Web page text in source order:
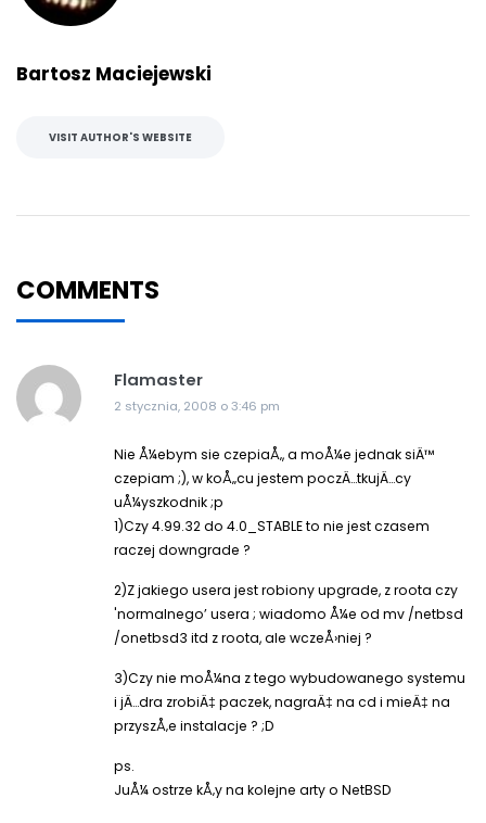
Bartosz Maciejewski
VISIT AUTHOR'S WEBSITE
COMMENTS
Flamaster
2 stycznia, 2008 o 3:46 pm
Nie Å¼ebym sie czepiaÅ‚, a moÅ¼e jednak siÄ™
czepiam ;), w koÅ„cu jestem poczÄ…tkujÄ…cy
uÅ¼yszkodnik ;p
1)Czy 4.99.32 do 4.0_STABLE to nie jest czasem
raczej downgrade ?
2)Z jakiego usera jest robiony upgrade, z roota czy
'normalnego’ usera ; wiadomo Å¼e od mv /netbsd
/onetbsd3 itd z roota, ale wczeÅ›niej ?
3)Czy nie moÅ¼na z tego wybudowanego systemu
i jÄ…dra zrobiÄ‡ paczek, nagraÄ‡ na cd i mieÄ‡ na
przyszÅ‚e instalacje ? ;D
ps.
JuÅ¼ ostrze kÅ‚y na kolejne arty o NetBSD